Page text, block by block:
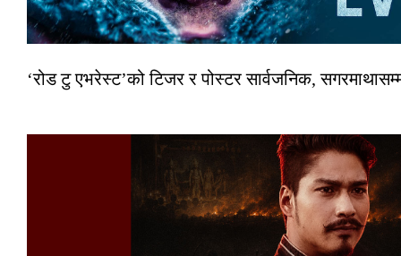
‘रोड टु एभरेस्ट’को टिजर र पोस्टर सार्वजनिक,